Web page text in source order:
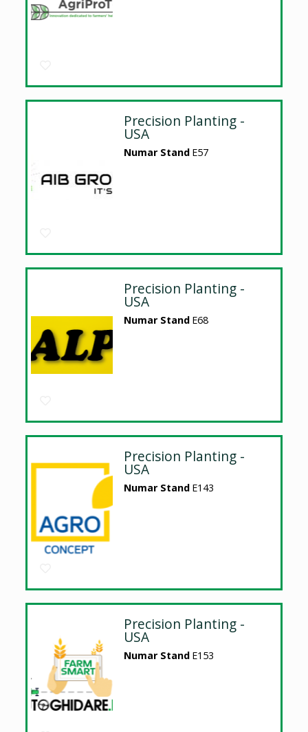
Precision Planting -
USA
Numar Stand E57
Precision Planting -
USA
Numar Stand E68
Precision Planting -
USA
Numar Stand E143
Precision Planting -
USA
Numar Stand E153